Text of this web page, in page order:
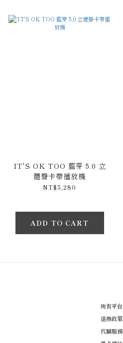
IT'S OK TOO 藍芽 5.0 立
體聲卡帶播放機
NT$5,280
ADD TO CART
所有平台
退換政策
代購服務